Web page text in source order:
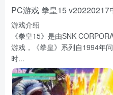
PC游戏 拳皇15 v20220217
游戏介绍
《拳皇15》是由SNK
游戏，《拳皇》系列自1994年
时...